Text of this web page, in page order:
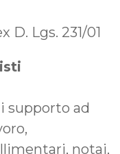
D. Lgs. 231/01
supporto ad
notai,